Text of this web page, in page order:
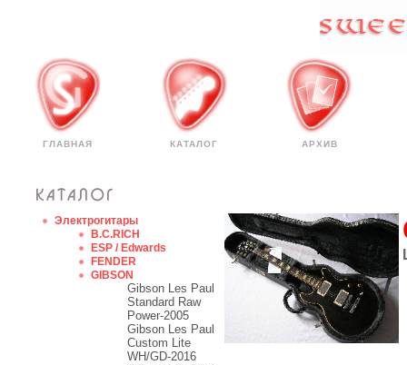
ГЛАВНАЯ КАТАЛОГ АРХИВ
Электрогитары
B.C.RICH
ESP / Edwards
FENDER
GIBSON
Gibson Les Paul
Standard Raw
Power-2005
Gibson Les Paul
Custom Lite
WH/GD-2016